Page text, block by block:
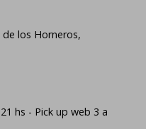
los Horneros,
hs - Pick up web 3 a